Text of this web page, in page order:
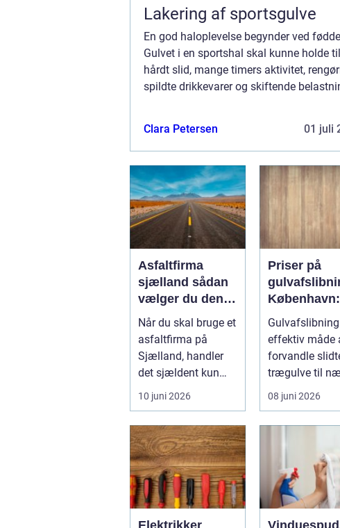
Lakering af sportsgulve
En god haloplevelse begynder ved
Gulvet i en sportshal skal kunne holde til
hårdt slid, mange timers aktivitet,
spildte drikkevarer og skiftende
Clara Petersen 01 juli
Asfaltfirma
sjælland sådan
vælger du den
rette
samarbejdspart
ner
Når du skal bruge et
asfaltfirma på
Sjælland, handler
det sjældent kun
om at få lagt et nyt
10 juni 2026
Priser på
gulvet skal
opdateres
Gulvafslibning
effektiv måde
forvandle
trægulve til
nye gul...
08 juni 2026